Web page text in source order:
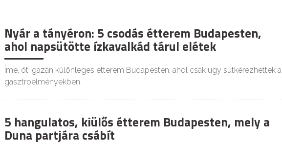
Nyár a tányéron: 5 csodás étterem Budapesten,
ahol napsütötte ízkavalkád tárul elétek
Íme, öt igazán különleges étterem Budapesten, ahol csak úgy sütkérezhettek a
gasztroélményekben.
5 hangulatos, kiülős étterem Budapesten, mely a
Duna partjára csábít